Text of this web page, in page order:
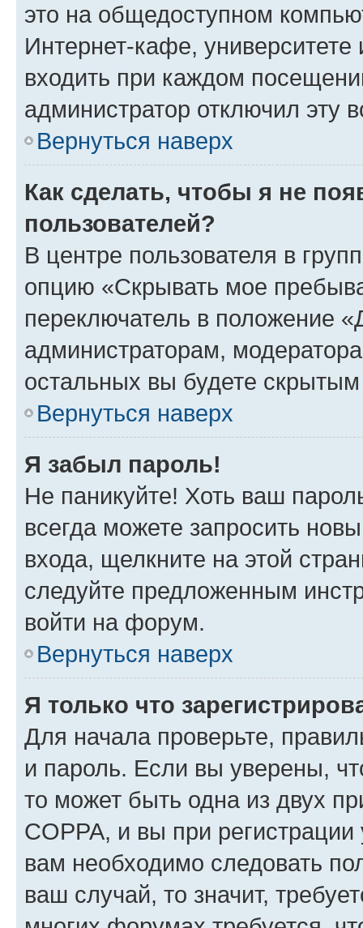
это на общедоступном
Интернет-кафе, университете
входить при каждом
администратор отключил эту
Вернуться наверх
Как сделать, чтобы я не
пользователей?
В центре пользователя в
опцию «Скрывать мое
переключатель в положение
администраторам,
остальных вы будете
Вернуться наверх
Я забыл пароль!
Не паникуйте! Хоть ваш
всегда можете запросить
входа, щелкните на этой
следуйте предложенным
войти на форум.
Вернуться наверх
Я только что
Для начала проверьте,
и пароль. Если вы уверены,
то может быть одна из двух
COPPA, и вы при
вам необходимо следовать
ваш случай, то значит,